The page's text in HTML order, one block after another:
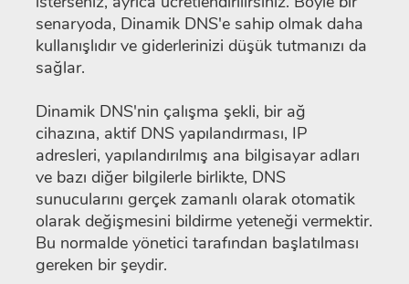
senaryoda, Dinamik DNS'e sahip olmak daha
kullanışlıdır ve giderlerinizi düşük tutmanızı da
sağlar.
Dinamik DNS'nin çalışma şekli, bir ağ
cihazına, aktif DNS yapılandırması, IP
adresleri, yapılandırılmış ana bilgisayar adları
ve bazı diğer bilgilerle birlikte, DNS
sunucularını gerçek zamanlı olarak otomatik
olarak değişmesini bildirme yeteneği vermektir.
Bu normalde yönetici tarafından başlatılması
gereken bir şeydir.